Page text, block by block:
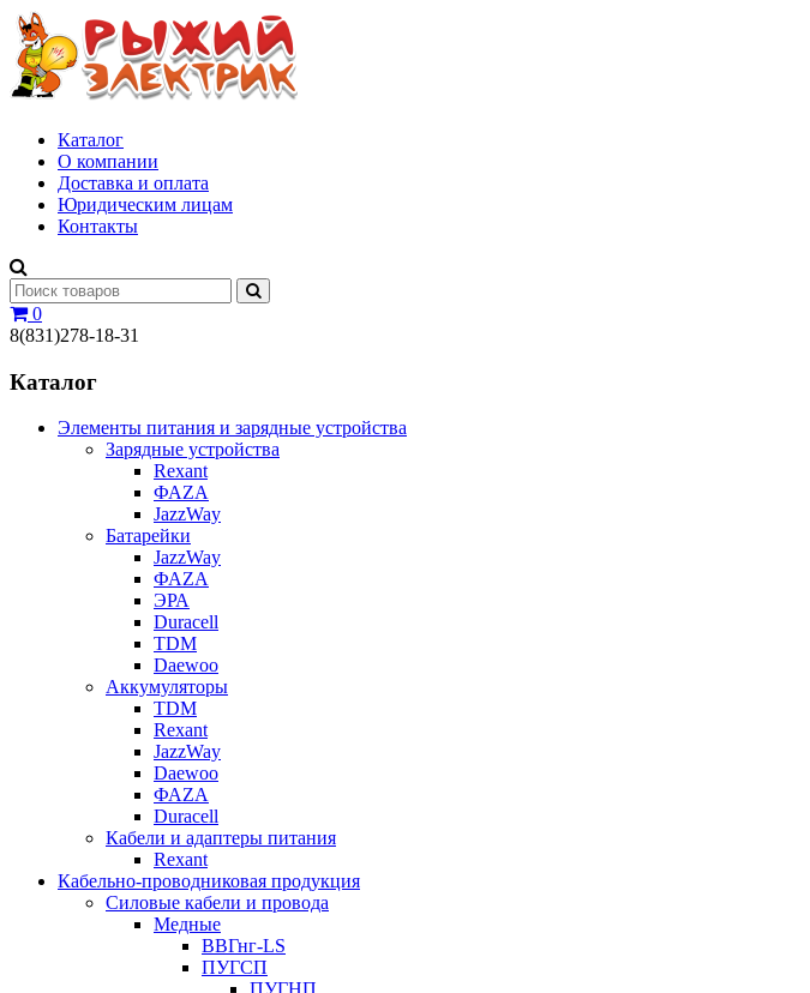
Каталог
О компании
Доставка и оплата
Юридическим лицам
Контакты
0
8(831)278-18-31
Каталог
Элементы питания и зарядные устройства
Зарядные устройства
Rexant
ФАZА
JazzWay
Батарейки
JazzWay
ФАZА
ЭРА
Duracell
TDM
Daewoo
Аккумуляторы
TDM
Rexant
JazzWay
Daewoo
ФАZА
Duracell
Кабели и адаптеры питания
Rexant
Кабельно-проводниковая продукция
Силовые кабели и провода
Медные
ВВГнг-LS
ПУГСП